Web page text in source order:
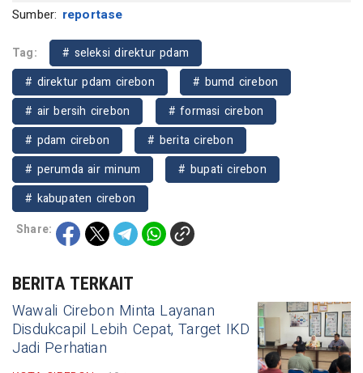
Sumber: reportase
Tag:
# seleksi direktur pdam
# direktur pdam cirebon
# bumd cirebon
# air bersih cirebon
# formasi cirebon
# pdam cirebon
# berita cirebon
# perumda air minum
# bupati cirebon
# kabupaten cirebon
Share:
BERITA TERKAIT
Wawali Cirebon Minta Layanan
Disdukcapil Lebih Cepat, Target IKD
Jadi Perhatian